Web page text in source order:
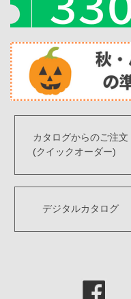
カタログからのご注文
(クイックオーダー)
デジタルカタログ